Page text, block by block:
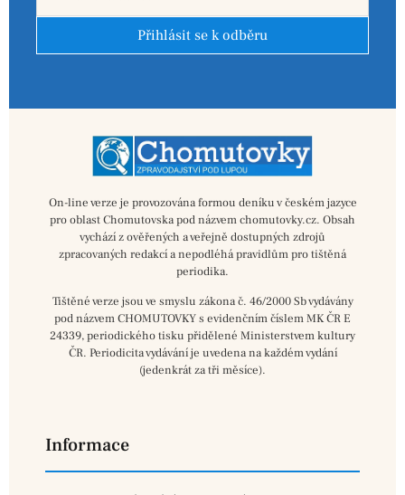
Přihlásit se k odběru
On-line verze je provozována formou deníku v českém jazyce
pro oblast Chomutovska pod názvem chomutovky.cz. Obsah
vychází z ověřených a veřejně dostupných zdrojů
zpracovaných redakcí a nepodléhá pravidlům pro tištěná
periodika.
Tištěné verze jsou ve smyslu zákona č. 46/2000 Sb vydávány
pod názvem CHOMUTOVKY s evidenčním číslem MK ČR E
24339, periodického tisku přidělené Ministerstvem kultury
ČR. Periodicita vydávání je uvedena na každém vydání
(jedenkrát za tři měsíce).
Informace